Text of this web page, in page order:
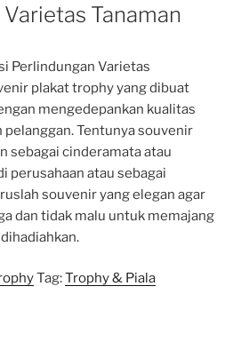
Tanaman
Perlindungan Varietas
plakat trophy yang dibuat
mengedepankan kualitas
pelanggan. Tentunya souvenir
sebagai cinderamata atau
perusahaan atau sebagai
souvenir yang elegan agar
dan tidak malu untuk memajang
Tag:Trophy & Piala